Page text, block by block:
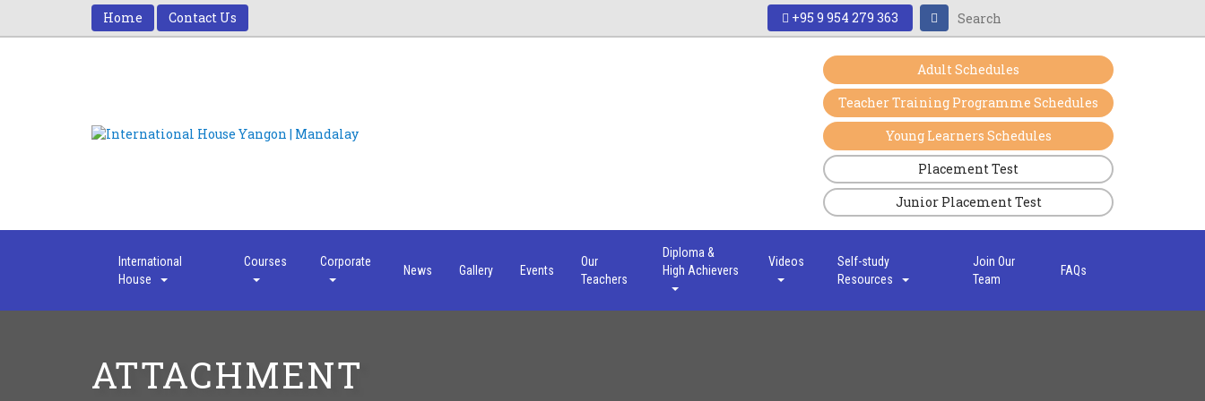
Home Contact Us +95 9 954 279 363
Adult Schedules
Teacher Training Programme Schedules
Young Learners Schedules
Placement Test
Junior Placement Test
International
House
Courses Corporate
News Gallery Events
Our
Teachers
Diploma &
High Achievers
Videos
Self-study
Resources
Join Our
Team
FAQs
ATTACHMENT